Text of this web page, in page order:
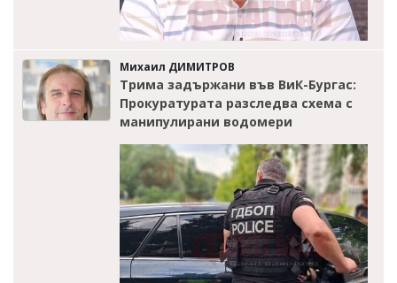
Михаил ДИМИТРОВ
Трима задържани във ВиК-Бургас:
Прокуратурата разследва схема с
манипулирани водомери